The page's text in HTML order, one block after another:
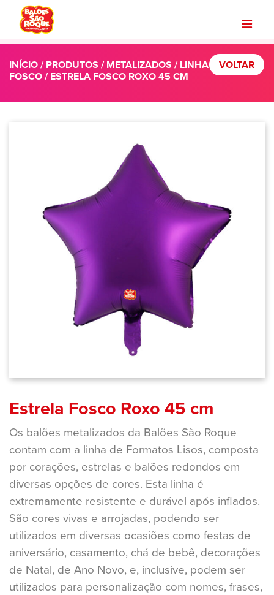
INÍCIO/PRODUTOS / METALIZADOS / LINHA
FOSCO/ ESTRELA FOSCO ROXO 45 CM
VOLTAR
Estrela Fosco Roxo 45 cm
Os balões metalizados da Balões São Roque
contam com a linha de Formatos Lisos, composta
por corações, estrelas e balões redondos em
diversas opções de cores. Esta linha é
extremamente resistente e durável após inflados.
São cores vivas e arrojadas, podendo ser
utilizados em diversas ocasiões como festas de
aniversário, casamento, chá de bebê, decorações
de Natal, de Ano Novo, e, inclusive, podem ser
utilizados para personalização com nomes, frases,